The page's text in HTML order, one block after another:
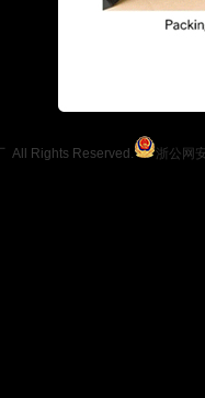
All Rights Reserved. 浙公网